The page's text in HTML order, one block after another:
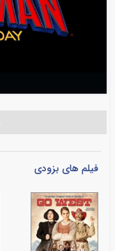
فیلم های بزودی